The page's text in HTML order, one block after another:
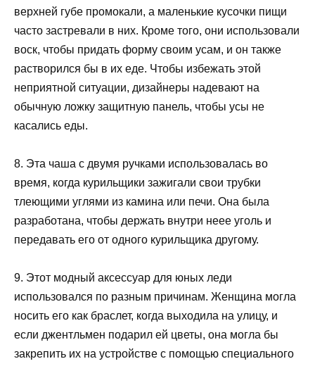
верхней губе промокали, а маленькие кусочки пищи
часто застревали в них. Кроме того, они использовали
воск, чтобы придать форму своим усам, и он также
растворился бы в их еде. Чтобы избежать этой
неприятной ситуации, дизайнеры надевают на
обычную ложку защитную панель, чтобы усы не
касались еды.
8. Эта чаша с двумя ручками использовалась во
время, когда курильщики зажигали свои трубки
тлеющими углями из камина или печи. Она была
разработана, чтобы держать внутри неее уголь и
передавать его от одного курильщика другому.
9. Этот модный аксессуар для юных леди
использовался по разным причинам. Женщина могла
носить его как браслет, когда выходила на улицу, и
если джентльмен подарил ей цветы, она могла бы
закрепить их на устройстве с помощью специального